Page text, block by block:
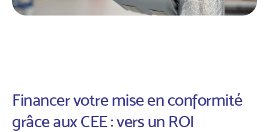
Financer votre mise en conformité
grâce aux CEE : vers un ROI